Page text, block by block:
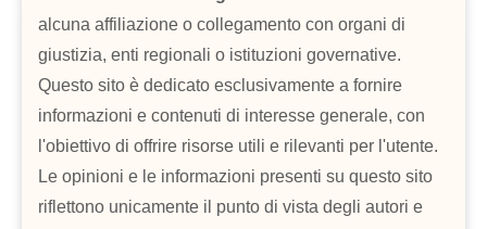
alcuna affiliazione o collegamento con organi di
giustizia, enti regionali o istituzioni governative.
Questo sito è dedicato esclusivamente a fornire
informazioni e contenuti di interesse generale, con
l'obiettivo di offrire risorse utili e rilevanti per l'utente.
Le opinioni e le informazioni presenti su questo sito
riflettono unicamente il punto di vista degli autori e